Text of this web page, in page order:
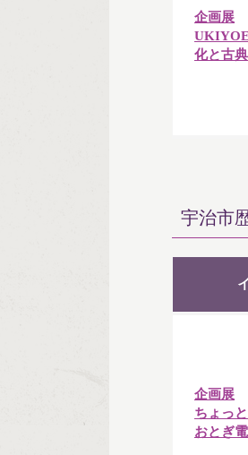
企画展
化と古
宇治市
企画展
ちょっ
おとぎ